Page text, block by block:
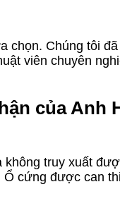
chọn. Chúng tôi
viên chuyên
của Anh
truy xuất
cứng được can